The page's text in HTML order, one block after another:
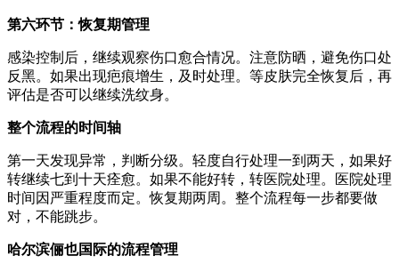
第六环节：恢复期管理
感染控制后，继续观察伤口愈合情况。注意防晒，避免伤口处
反黑。如果出现疤痕增生，及时处理。等皮肤完全恢复后，再
评估是否可以继续洗纹身。
整个流程的时间轴
第一天发现异常，判断分级。轻度自行处理一到两天，如果好
转继续七到十天痊愈。如果不能好转，转医院处理。医院处理
时间因严重程度而定。恢复期两周。整个流程每一步都要做
对，不能跳步。
哈尔滨俪也国际的流程管理